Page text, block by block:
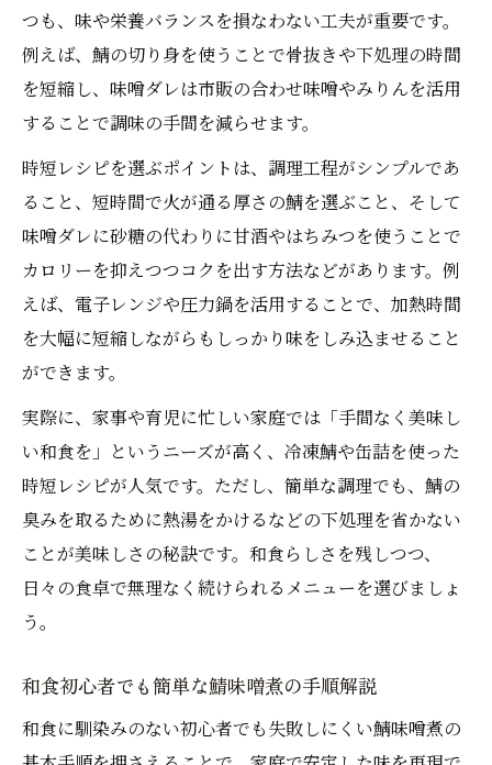
つも、味や栄養バランスを損なわない工夫が重要です。
例えば、鯖の切り身を使うことで骨抜きや下処理の時間
を短縮し、味噌ダレは市販の合わせ味噌やみりんを活用
することで調味の手間を減らせます。
時短レシピを選ぶポイントは、調理工程がシンプルであ
ること、短時間で火が通る厚さの鯖を選ぶこと、そして
味噌ダレに砂糖の代わりに甘酒やはちみつを使うことで
カロリーを抑えつつコクを出す方法などがあります。例
えば、電子レンジや圧力鍋を活用することで、加熱時間
を大幅に短縮しながらもしっかり味をしみ込ませること
ができます。
実際に、家事や育児に忙しい家庭では「手間なく美味し
い和食を」というニーズが高く、冷凍鯖や缶詰を使った
時短レシピが人気です。ただし、簡単な調理でも、鯖の
臭みを取るために熱湯をかけるなどの下処理を省かない
ことが美味しさの秘訣です。和食らしさを残しつつ、
日々の食卓で無理なく続けられるメニューを選びましょ
う。
和食初心者でも簡単な鯖味噌煮の手順解説
和食に馴染みのない初心者でも失敗しにくい鯖味噌煮の